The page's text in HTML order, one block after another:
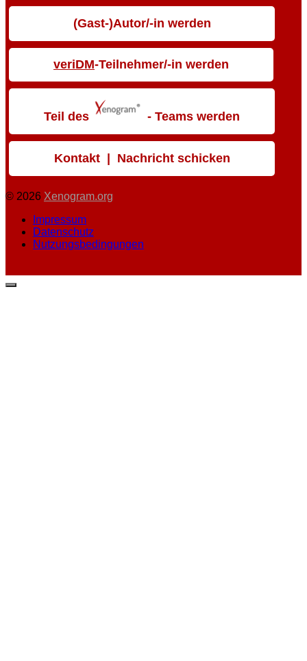
(Gast-)Autor/-in werden
veriDM-Teilnehmer/-in werden
Teil des - Teams werden
Kontakt | Nachricht schicken
© 2026 Xenogram.org
Impressum
Datenschutz
Nutzungsbedingungen